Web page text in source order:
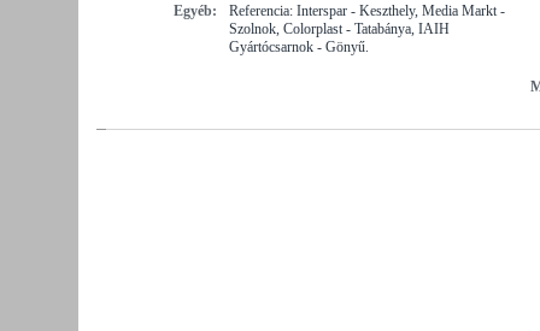
Egyéb:
Referencia: Interspar - Keszthely, Media Markt -
Szolnok, Colorplast - Tatabánya, IAIH
Gyártócsarnok - Gönyű.